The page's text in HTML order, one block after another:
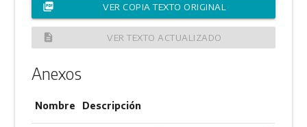
picture_as_pdf VER COPIA TEXTO ORIGINAL
description VER TEXTO ACTUALIZADO
Anexos
Nombre Descripción